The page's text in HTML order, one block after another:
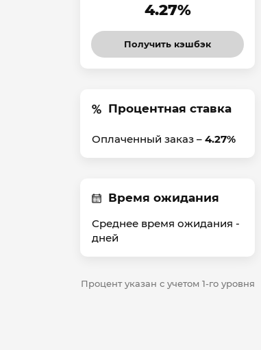
4.27%
Получить кэшбэк
Процентная ставка
Оплаченный заказ – 4.27%
Время ожидания
Среднее время ожидания -
дней
Процент указан с учетом 1-го уровня